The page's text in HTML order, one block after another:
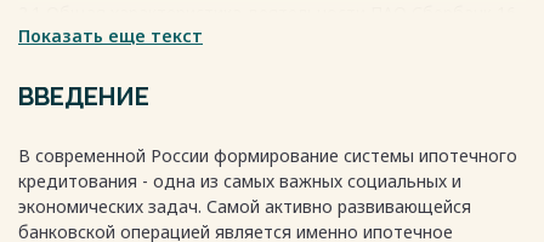
2.2 Анализ программ ипотечного кредитования ПАО
2.3 Анализ параметров ипотечного кредитования ПАО
Сбербанк 22
кредита 28
3 Пути совершенствования ипотечного кредитования в
России 35
Показать еще текст
ВВЕДЕНИЕ
В современной России формирование системы ипотечного
кредитования - одна из самых важных социальных и
экономических задач. Самой активно развивающейся
банковской операцией является именно ипотечное